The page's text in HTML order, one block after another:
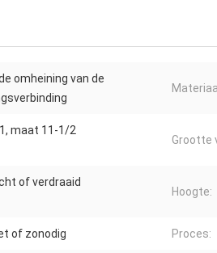
omheining van de
maat 11-1/2
Grootte
of verdraaid
Hoogte:
of zonodig Proces: